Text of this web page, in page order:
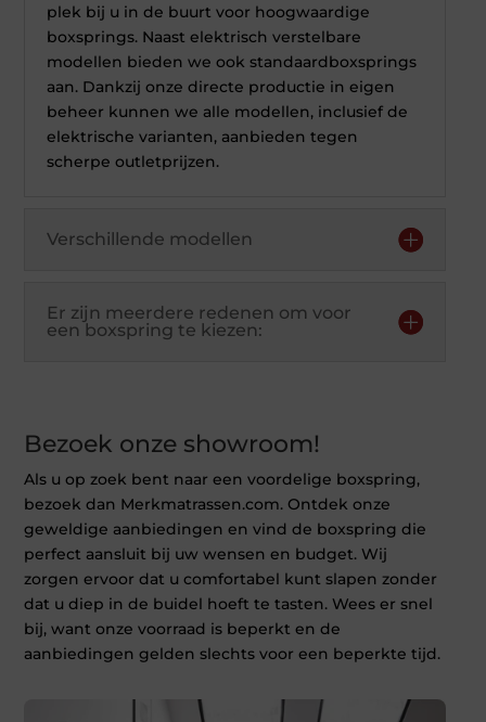
plek bij u in de buurt voor hoogwaardige
boxsprings. Naast elektrisch verstelbare
modellen bieden we ook standaardboxsprings
aan. Dankzij onze directe productie in eigen
beheer kunnen we alle modellen, inclusief de
elektrische varianten, aanbieden tegen
scherpe outletprijzen.
Verschillende modellen
Er zijn meerdere redenen om voor
een boxspring te kiezen:
Bezoek onze showroom!
Als u op zoek bent naar een voordelige boxspring,
bezoek dan Merkmatrassen.com. Ontdek onze
geweldige aanbiedingen en vind de boxspring die
perfect aansluit bij uw wensen en budget. Wij
zorgen ervoor dat u comfortabel kunt slapen zonder
dat u diep in de buidel hoeft te tasten. Wees er snel
bij, want onze voorraad is beperkt en de
aanbiedingen gelden slechts voor een beperkte tijd.